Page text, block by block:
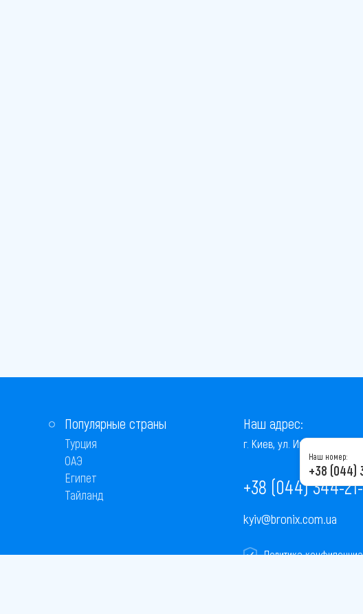
Популярные страны
Турция
ОАЭ
Египет
Тайланд
Наш адрес:
г. Киев, ул. Институтская,
+38 (044) 344-
kyiv@bronix.com.ua
Политика
Наш номер:
+38 (044)